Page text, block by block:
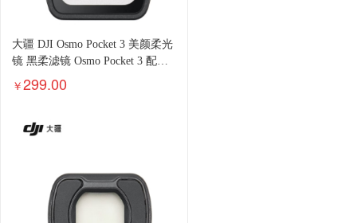
大疆 DJI Osmo Pocket 3 美颜柔光
镜 黑柔滤镜 Osmo Pocket 3 配件
大疆云台相机配件
￥299.00